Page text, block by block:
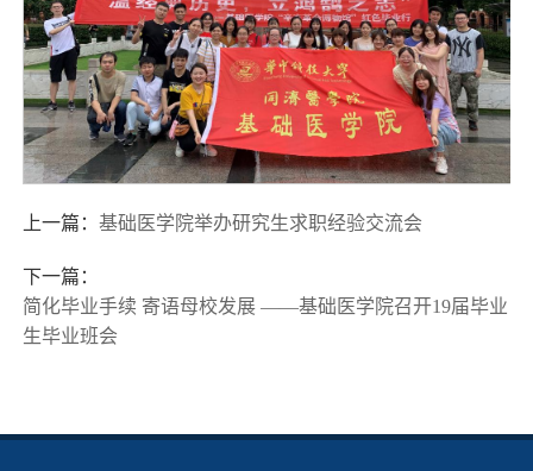
上一篇：基础医学院举办研究生求职经验交流会
下一篇：
简化毕业手续 寄语母校发展 ——基础医学院召开19届毕业
生毕业班会